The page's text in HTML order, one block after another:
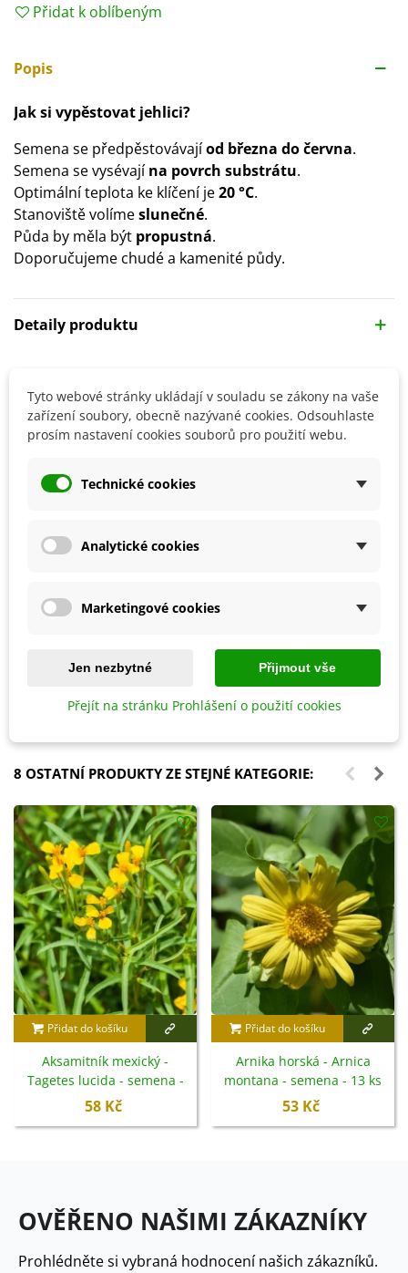
Přidat k oblíbeným
Popis
Jak si vypěstovat jehlici?
Semena se předpěstovávajíod března do června.
Semena se vysévajína povrch substrátu.
Optimální teplota ke klíčení je20 °C.
Stanoviště volímeslunečné.
Půda by měla být propustná.
Doporučujeme chudé a kamenité půdy.
Detaily produktu
Bylinky pro každého - kniha -
204 Kč
Květinová směs - Ohnivý večer -
semena Kiepenkerl - 1 ks
80 Kč
8 OSTATNÍ PRODUKTY ZE STEJNÉ KATEGORIE:
Přidat do košíku
Aksamitník mexický -
Tagetes lucida - semena -
0,2 g
58 Kč
Přidat do košíku
Arnika horská - Arnica
montana - semena - 13 ks
53 Kč
OVĚŘENO NAŠIMI ZÁKAZNÍKY
Prohlédněte si vybraná hodnocení našich zákazníků.
Tyto webové stránky ukládají v souladu se zákony na vaše
zařízení soubory, obecně nazývané cookies. Odsouhlaste
prosím nastavení cookies souborů pro použití webu.
Technické cookies
Analytické cookies
Marketingové cookies
Jen nezbytné Přijmout vše
Přejít na stránku Prohlášení o použití cookies